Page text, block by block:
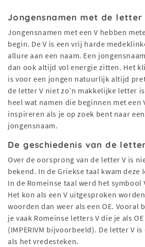
Jongensnamen met de letter
Jongensnamen met een V hebben
begin. De V is een vrij harde
allure aan een naam. Een
dan ook altijd vol energie zitten. Het
is voor een jongen natuurlijk altijd
de letter V niet zo’n makkelijke letter
heel wat namen die beginnen met een
inspireren als je op zoek bent naar
jongensnaam.
De geschiedenis van de
Over de oorsprong van de letter V is
bekend. In de Griekse taal kwam deze
In de Romeinse taal werd het symbool
Het kon als een V uitgesproken
woorden dan weer als een OE. Vooral
je vaak Romeinse letters V die je als
(IMPERIVM bijvoorbeeld). De letter V
als het vredesteken.